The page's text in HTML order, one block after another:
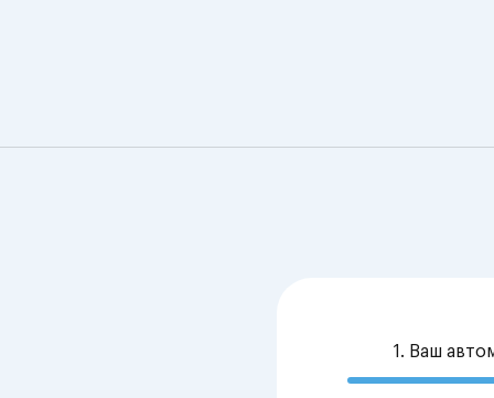
1. Ваш